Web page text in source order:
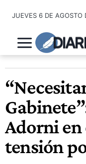
contenido
JUEVES 6 DE AGOSTO
Adorni en
tensión